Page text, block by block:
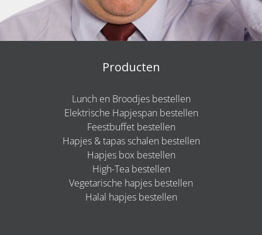
Producten
Lunch en Broodjes bestellen
Elektrische Hapjespan bestellen
Feestbuffet bestellen
Hapjes & tapas schalen bestellen
Hapjes box bestellen
High-Tea bestellen
Vegetarische hapjes bestellen
Halal hapjes bestellen